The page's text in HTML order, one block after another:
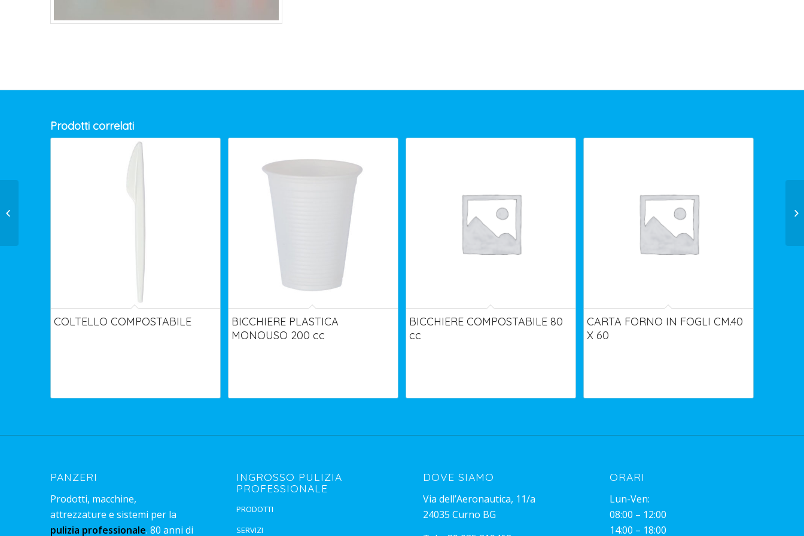
Prodotti correlati
COLTELLO COMPOSTABILE
BICCHIERE PLASTICA
MONOUSO 200 cc
BICCHIERE COMPOSTABILE 80
cc
CARTA FORNO IN FOGLI CM.40
X 60
PANZERI
Prodotti, macchine,
attrezzature e sistemi per la
pulizia professionale. 80 anni di
INGROSSO PULIZIA
PROFESSIONALE
PRODOTTI
SERVIZI
DOVE SIAMO
Via dell’Aeronautica, 11/a
24035 Curno BG
ORARI
Lun-Ven:
08:00 – 12:00
14:00 – 18:00